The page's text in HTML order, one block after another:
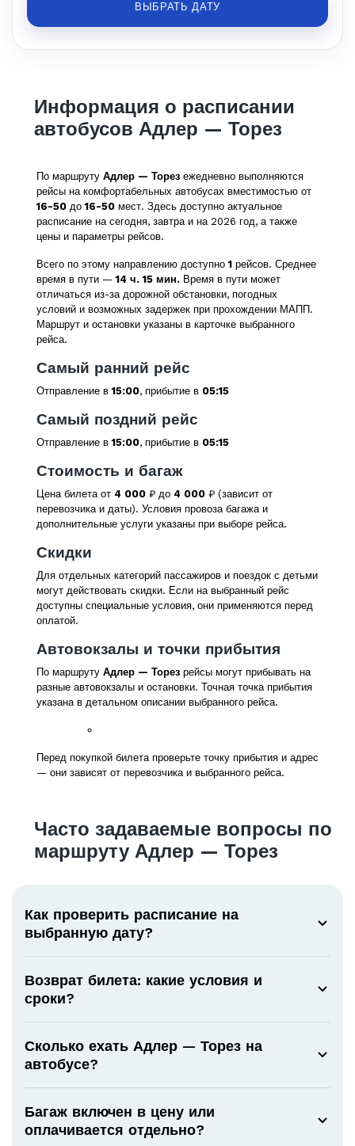
ВЫБРАТЬ ДАТУ
Информация о расписании
автобусов Адлер — Торез
По маршруту Адлер — Торез ежедневно выполняются
рейсы на комфортабельных автобусах вместимостью от
16-50 до16-50 мест. Здесь доступно актуальное
расписание на сегодня, завтра и на 2026 год, а также
цены и параметры рейсов.
Всего по этому направлению доступно1 рейсов. Среднее
время в пути —14 ч. 15 мин. Время в пути может
отличаться из-за дорожной обстановки, погодных
условий и возможных задержек при прохождении МАПП.
Маршрут и остановки указаны в карточке выбранного
рейса.
Самый ранний рейс
Отправление в15:00, прибытие в 05:15
Самый поздний рейс
Отправление в15:00, прибытие в 05:15
Стоимость и багаж
Цена билета от 4 000 ₽ до 4 000 ₽ (зависит от
перевозчика и даты). Условия провоза багажа и
дополнительные услуги указаны при выборе рейса.
Скидки
Для отдельных категорий пассажиров и поездок с детьми
могут действовать скидки. Если на выбранный рейс
доступны специальные условия, они применяются перед
оплатой.
Автовокзалы и точки прибытия
По маршруту Адлер — Торез рейсы могут прибывать на
разные автовокзалы и остановки. Точная точка прибытия
указана в детальном описании выбранного рейса.
Перед покупкой билета проверьте точку прибытия и адрес
— они зависят от перевозчика и выбранного рейса.
Часто задаваемые вопросы по
маршруту Адлер — Торез
Как проверить расписание на
выбранную дату?
Возврат билета: какие условия и
сроки?
Сколько ехать Адлер — Торез на
автобусе?
Багаж включен в цену или
оплачивается отдельно?